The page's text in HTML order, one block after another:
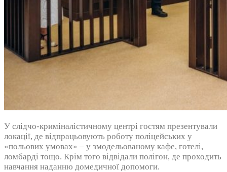
У слідчо-криміналістичному центрі гостям презентували
локації, де відпрацьовують роботу поліцейських у
«польових умовах» – у змодельованому кафе, готелі,
ломбарді тощо. Крім того відвідали полігон, де проходить
навчання наданню домедичної допомоги.